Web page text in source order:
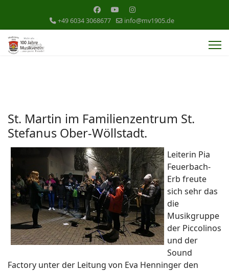
+49 6034 3068677 info@mv1905.de
St. Martin im Familienzentrum St.
Stefanus Ober-Wöllstadt.
Leiterin Pia
Feuerbach-
Erb freute
sich sehr das
die
Musikgruppe
der Piccolinos
und der
Sound
Factory unter der Leitung von Eva Henninger den